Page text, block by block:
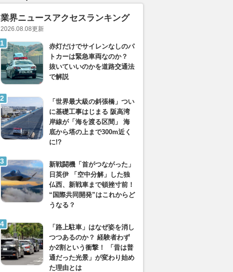
業界ニュースアクセスランキング
2026.08.08更新
赤灯だけでサイレンなしのパ
トカーは緊急車両なのか？
抜いていいのかを道路交通法
で解説
「世界最大級の斜張橋」つい
に基礎工事はじまる 阪高湾
岸線が「海を渡る区間」 海
底から塔の上まで300m近く
に!?
新戦闘機「首がつながった」
日英伊 「空中分解」した独
仏西、新戦車まで頓挫寸前！
“国際共同開発”はこれからど
うなる？
「路上駐車」はなぜ姿を消し
つつあるのか？ 経験者わず
か2割という衝撃！ 「昔は普
通だった光景」が変わり始め
た理由とは